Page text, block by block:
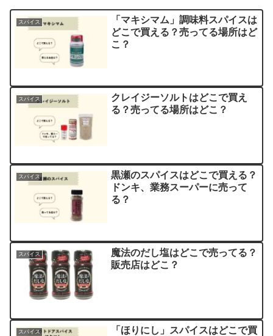
スパイス
「マキシマム」調味料スパイスは
どこで買える？売ってる場所はど
こ？
スパイス
クレイジーソルトはどこで買え
る？売ってる場所はどこ？
スパイス
黒瀬のスパイスはどこで買える？
ドンキ、業務スーパーに売って
る？
スパイス
魔法のだし塩はどこで売ってる？
販売店はどこ？
スパイス
「ほりにし」スパイスはどこで買